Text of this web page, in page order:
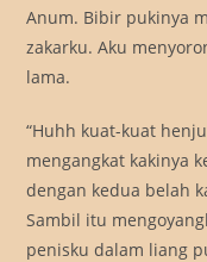
Anum. Bibir pukinya
zakarku. Aku
lama.
“Huhh kuat-kuat
mengangkat kakinya
dengan kedua belah
Sambil itu
penisku dalam liang